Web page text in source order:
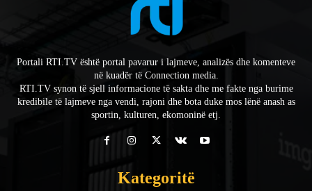
Portali RTI.TV është portal pavarur i lajmeve, analizës dhe komenteve
në kuadër të Connection media.
RTI.TV synon të sjell informacione të sakta dhe me fakte nga burime
kredibile të lajmeve nga vendi, rajoni dhe bota duke mos lënë anash as
sportin, kulturen, ekomoninë etj.
Kategoritë